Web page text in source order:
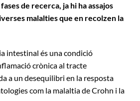
de recerca, ja hi ha assajos
malalties que en recolzen la
intestinal és una condició
crònica al tracte
a un desequilibri en la resposta
com la malaltia de Crohn i la